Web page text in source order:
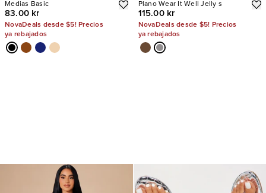
Medias Basic
83.00 kr
NovaDeals desde $5! Precios
ya rebajados
Plano Wear It Well Jelly s
115.00 kr
NovaDeals desde $5! Precios
ya rebajados